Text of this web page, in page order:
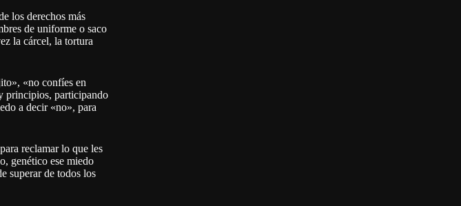
los derechos más
de uniforme o saco
la cárcel, la tortura
«no confíes en
principios, participando
a decir «no», para
reclamar lo que les
genético ese miedo
superar de todos los